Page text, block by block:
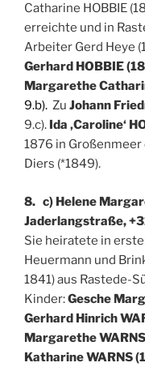
Catharine HOBBIE
erreichte und in
Arbeiter Gerd Heye
Gerhard HOBBIE
Margarethe
9.b). Zu Johann
9.c). Ida ‚Caroline‘
1876 in
Diers (*1849).
8. c) Helene
Jaderlangstraße,
Sie heiratete in
Heuermann und
1841) aus Rastede-
Kinder:Gesche
Gerhard Hinrich
Margarethe
Katharine WARNS